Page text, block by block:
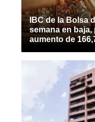
IBC de la Bolsa
semana en
aumento de